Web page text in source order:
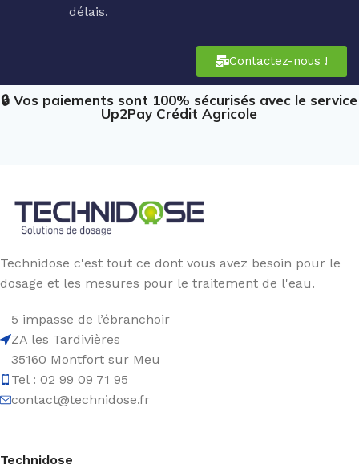
délais.
Contactez-nous !
🔒 Vos paiements sont 100% sécurisés avec le service
Up2Pay Crédit Agricole
Technidose c'est tout ce dont vous avez besoin pour le
dosage et les mesures pour le traitement de l'eau.
5 impasse de l’ébranchoir
ZA les Tardivières
35160 Montfort sur Meu
Tel : 02 99 09 71 95
contact@technidose.fr
Technidose